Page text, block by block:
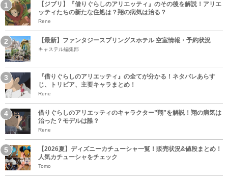
【ジブリ】『借りぐらしのアリエッティ』のその後を解説！アリエ
ッティたちの新たな住処は？翔の病気は治る？
Rene
【最新】ファンタジースプリングスホテル 空室情報・予約状況
キャステル編集部
『借りぐらしのアリエッティ』の全てが分かる！ネタバレあらす
じ、トリビア、主要キャラまとめ！
Rene
借りぐらしのアリエッティのキャラクター”翔”を解説！翔の病気は
治った？モデルは誰？
Rene
【2026夏】ディズニーカチューシャ一覧！販売状況&値段まとめ！
人気カチューシャをチェック
Tomo